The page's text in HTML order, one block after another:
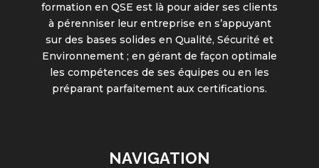
formation en QSE est là pour aider ses clients
à pérenniser leur entreprise en s’appuyant
sur des bases solides en Qualité, Sécurité et
Environnement ; en gérant de façon optimale
les compétences de ses équipes ou en les
préparant parfaitement aux certifications.
NAVIGATION